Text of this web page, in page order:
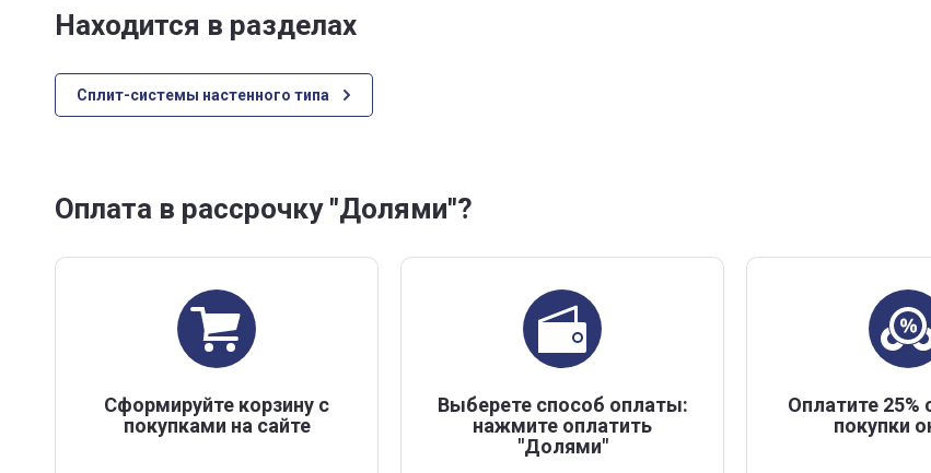
Находится в разделах
Сплит-системы настенного типа
Оплата в рассрочку "Долями"?
Сформируйте корзину с
покупками на сайте
Выберете способ оплаты:
нажмите оплатить
"Долями"
Оплатите 25%
покупки